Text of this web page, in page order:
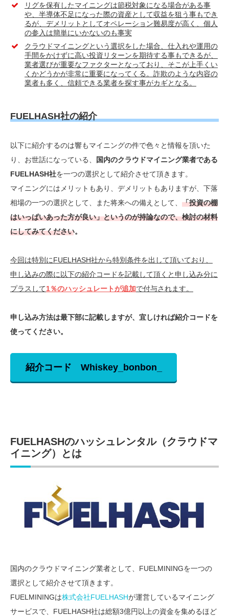
リグを保有したマイニングは節税対象になる場合がある事
や、半導体不足になった際の資産として収益を狙う事もでき
るが、デメリットとしてオペレーション難易度が高く、個人
の参入は簡単にいかないのも事実
クラウドマイニングという選択をした場合、仕入れや運用の
手間をかけずに高い投資リターンを期待する事もできるが、
業者選びが重要なファクターとなっており、そこが上手くい
くかどうかが非常に重要になってくる。詐欺のような内容の
業者も多く、信頼できる業者を探す事がカギとなる。
FUELHASH社の紹介
以下に紹介するのは響もマイニングの件で色々と情報を頂いた
り、お世話になっている、 国内のクラウドマイニング業者である
FUELHASH社を一つの選択として紹介させて頂きます。
マイニングにはメリットもあり、デメリットもありますが、下落
相場の一つの選択として、また将来への備えとして、 「投資の棚
はいっぱいあった方が良い」というのが持論なので、検討の材料
にしてみてください。
今回は特別にFUELHASH社から特別条件を出して頂いており、
申し込みの際に以下の紹介コードを記載して頂くと申し込み分に
プラスして1％のハッシュレートが追加で付与されます。
申し込み方法は最下部に記載しますが、宜しければ紹介コードを
使ってください。
紹介コード Whiskey_bonbon_
FUELHASHのハッシュレンタル（クラウドマ
イニング）とは
国内のクラウドマイニング業者として、FUELMININGを一つの
選択として紹介させて頂きます。
FUELMININGは株式会社FUELHASHが運営しているマイニング
サービスで、FUELHASH社は総額3億円以上の資金を集めるほど